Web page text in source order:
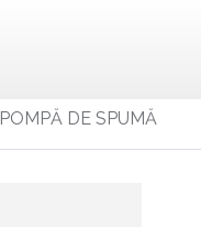
POMPĂ DE SPUMĂ